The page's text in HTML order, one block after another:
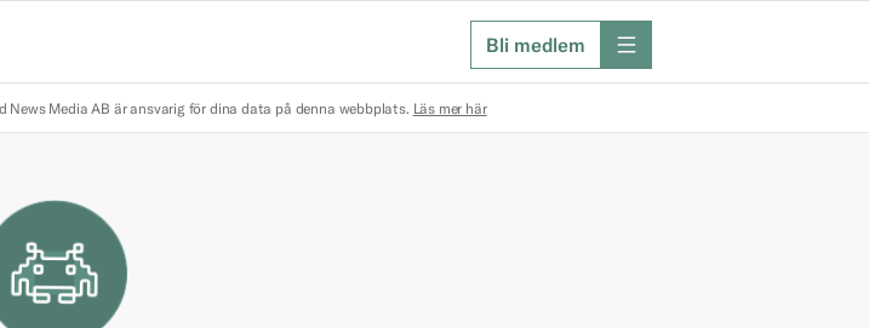
Bli medlem meny
News Media AB är ansvarig för dina data på denna webbplats. Läs mer här